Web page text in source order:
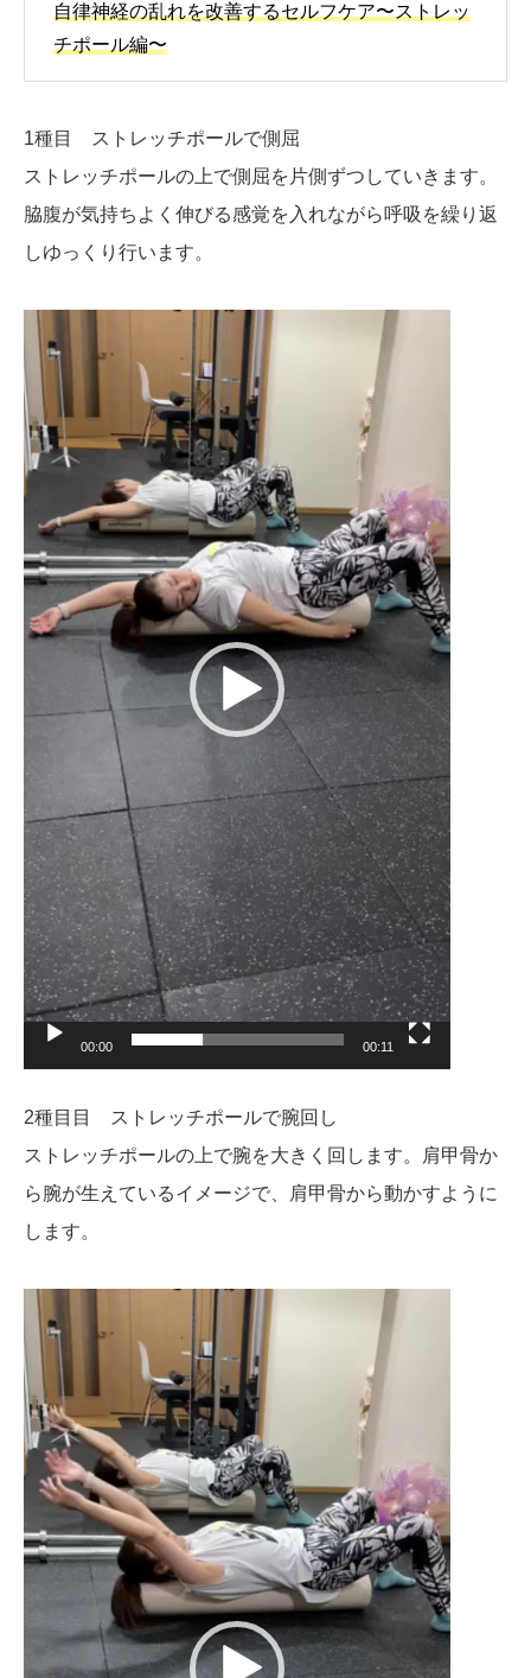
自律神経の乱れを改善するセルフケア〜ストレッ
チポール編〜
1種目 ストレッチポールで側屈
ストレッチポールの上で側屈を片側ずつしていきます。
脇腹が気持ちよく伸びる感覚を入れながら呼吸を繰り返
しゆっくり行います。
動
画
プ
レ
ー
ヤ
ー
00:00 00:11
2種目目 ストレッチポールで腕回し
ストレッチポールの上で腕を大きく回します。肩甲骨か
ら腕が生えているイメージで、肩甲骨から動かすように
します。
動
画
プ
レ
ー
ヤ
ー